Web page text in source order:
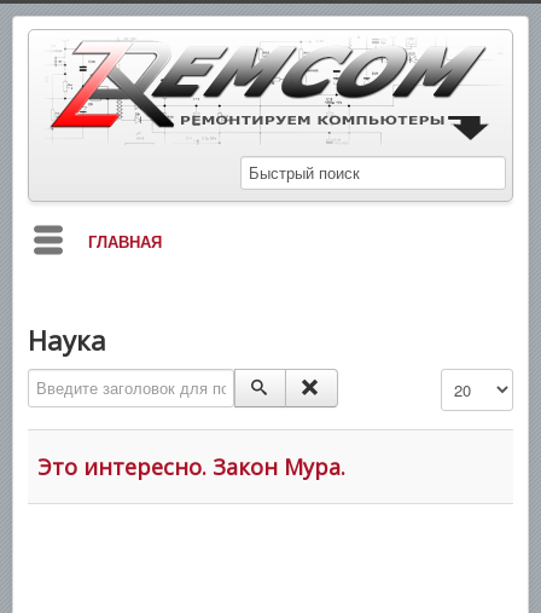
ГЛАВНАЯ
МАНУАЛЫ
СХЕМЫ
СПРАВОЧНИКИ
ЗАМЕТКИ
Наука
Введите заголовок для поиска... Кол-во строк:
Это интересно. Закон Мура.